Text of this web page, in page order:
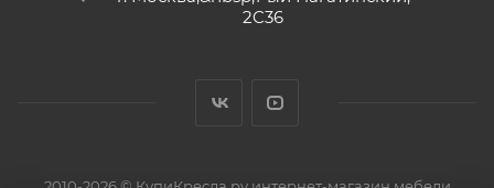
2C36